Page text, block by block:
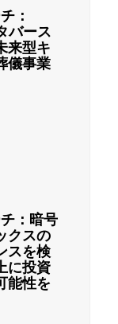
：
バース
来型キ
儀事業
：暗号
クスの
スを検
に投資
能性を